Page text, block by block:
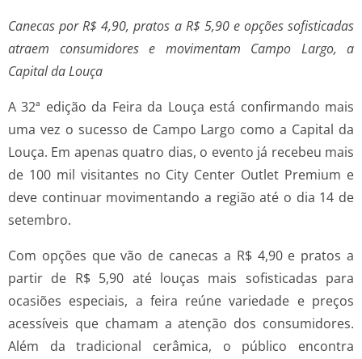
Canecas por R$ 4,90, pratos a R$ 5,90 e opções sofisticadas
atraem consumidores e movimentam Campo Largo, a
Capital da Louça
A 32ª edição da Feira da Louça está confirmando mais
uma vez o sucesso de Campo Largo como a Capital da
Louça. Em apenas quatro dias, o evento já recebeu mais
de 100 mil visitantes no City Center Outlet Premium e
deve continuar movimentando a região até o dia 14 de
setembro.
Com opções que vão de canecas a R$ 4,90 e pratos a
partir de R$ 5,90 até louças mais sofisticadas para
ocasiões especiais, a feira reúne variedade e preços
acessíveis que chamam a atenção dos consumidores.
Além da tradicional cerâmica, o público encontra